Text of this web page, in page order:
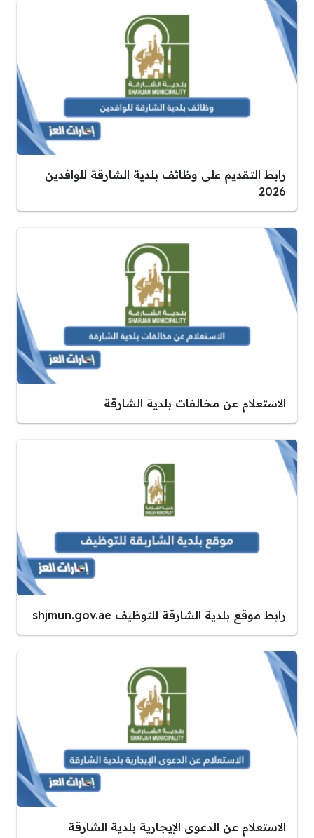
رابط التقديم على وظائف بلدية الشارقة للوافدين
2026
الاستعلام عن مخالفات بلدية الشارقة
رابط موقع بلدية الشارقة للتوظيف shjmun.gov.ae
الاستعلام عن الدعوى الإيجارية بلدية الشارقة